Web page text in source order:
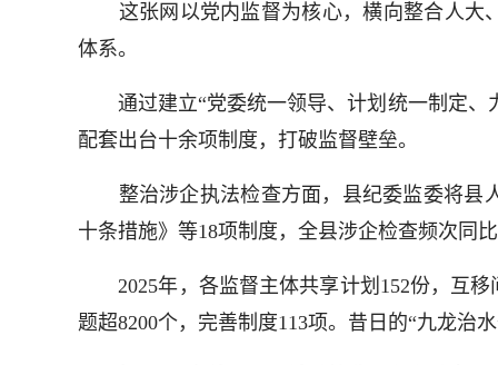
这张网以党内监督为核心，横向整合人大、
体系。
通过建立“党委统一领导、计划统一制定、
配套出台十余项制度，打破监督壁垒。
整治涉企执法检查方面，县纪委监委将县人
十条措施》等18项制度，全县涉企检查频次同
2025年，各监督主体共享计划152份，互移
题超8200个，完善制度113项。昔日的“九龙治